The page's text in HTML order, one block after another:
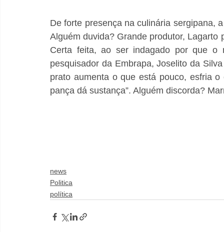
De forte presença na culinária sergipana,
Alguém duvida? Grande produtor,
Certa feita, ao ser indagado por que o
pesquisador da Embrapa, Joselito da
prato aumenta o que está pouco, esfria
pança dá sustança”. Alguém discorda?
news
Politica
política